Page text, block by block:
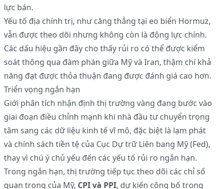
lực bán.
Yếu tố địa chính trị, như căng thẳng tại eo biển Hormuz,
vẫn được theo dõi nhưng không còn là động lực chính.
Các dấu hiệu gần đây cho thấy rủi ro có thể được kiểm
soát thông qua đàm phán giữa Mỹ và Iran, thậm chí khả
năng đạt được thỏa thuận đang được đánh giá cao hơn.
Triển vọng ngắn hạn
Giới phân tích nhận định thị trường vàng đang bước vào
giai đoạn điều chỉnh mạnh khi nhà đầu tư chuyển trọng
tâm sang các dữ liệu kinh tế vĩ mô, đặc biệt là lạm phát
và chính sách tiền tệ của Cục Dự trữ Liên bang Mỹ (Fed),
thay vì chú ý chủ yếu đến các yếu tố rủi ro ngắn hạn.
Trong ngắn hạn, thị trường tiếp tục theo dõi các chỉ số
quan trọng của Mỹ, CPI và PPI, dự kiến công bố trong